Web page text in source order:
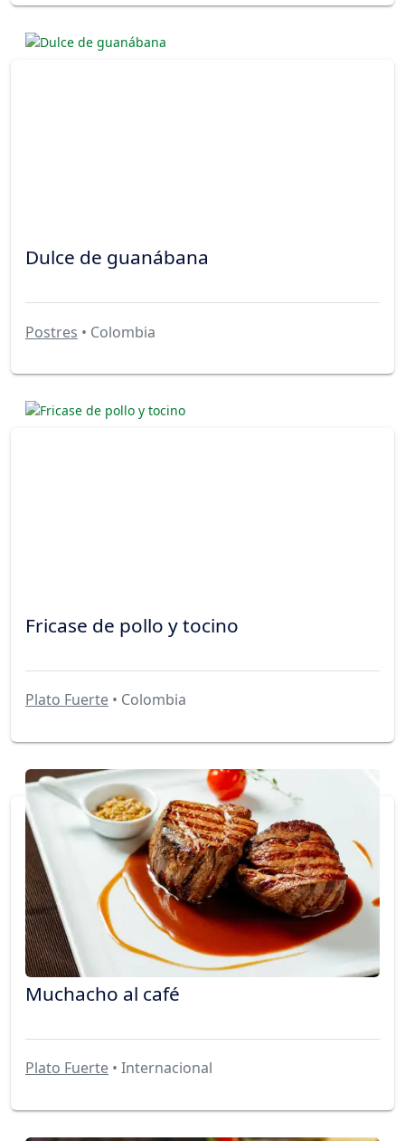
Dulce de guanábana
Postres • Colombia
Fricase de pollo y tocino
Plato Fuerte • Colombia
Muchacho al café
Plato Fuerte • Internacional